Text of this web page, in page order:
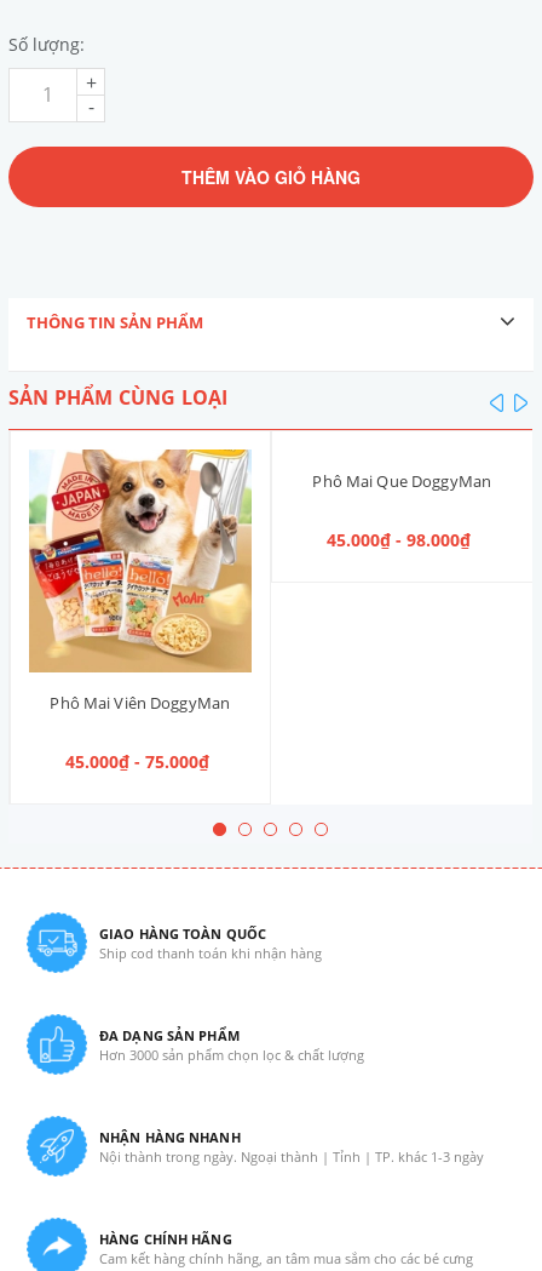
Số lượng:
-
+
THÊM VÀO GIỎ HÀNG
THÔNG TIN SẢN PHẨM
SẢN PHẨM CÙNG LOẠI
Phô Mai Viên DoggyMan
45.000₫ - 75.000₫
Phô Mai Que DoggyMan
45.000₫ - 98.000₫
GIAO HÀNG TOÀN QUỐC
Ship cod thanh toán khi nhận hàng
ĐA DẠNG SẢN PHẨM
Hơn 3000 sản phẩm chọn lọc & chất lượng
NHẬN HÀNG NHANH
Nội thành trong ngày. Ngoại thành | Tỉnh | TP. khác 1-3 ngày
HÀNG CHÍNH HÃNG
Cam kết hàng chính hãng, an tâm mua sắm cho các bé cưng